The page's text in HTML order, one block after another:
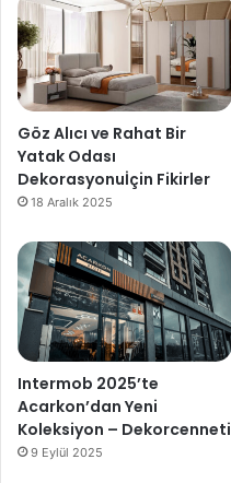
Göz Alıcı ve Rahat Bir
Yatak Odası
Dekorasyonuİçin Fikirler
18 Aralık 2025
Intermob 2025’te
Acarkon’dan Yeni
Koleksiyon – Dekorcenneti
9 Eylül 2025